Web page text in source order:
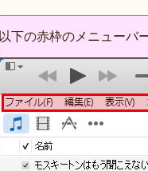
以下の赤枠のメニューバ